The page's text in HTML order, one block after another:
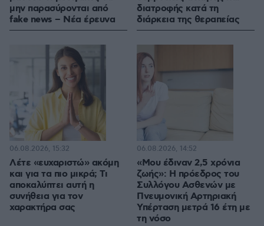
μην παρασύρονται από
fake news – Νέα έρευνα
διατροφής κατά τη
διάρκεια της θεραπείας
Λέτε «ευχαριστώ» ακόμη
και για τα πιο μικρά; Τι
αποκαλύπτει αυτή η
συνήθεια για τον
χαρακτήρα σας
06.08.2026, 15:32
«Μου έδιναν 2,5 χρόνια
ζωής»: Η πρόεδρος του
Συλλόγου Ασθενών με
Πνευμονική Αρτηριακή
Υπέρταση μετρά 16 έτη με
τη νόσο
06.08.2026, 14:52